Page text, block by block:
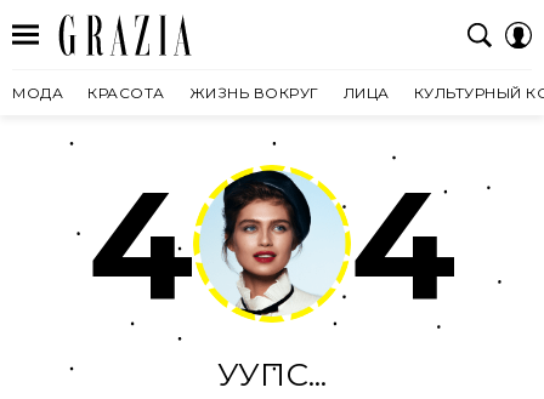
МОДА КРАСОТА ЖИЗНЬ ВОКРУГ ЛИЦА КУЛЬТУРНЫЙ
4 4
УУПС...